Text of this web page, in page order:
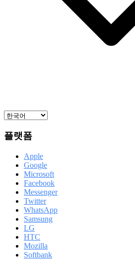
플랫폼
Apple
Google
Microsoft
Facebook
Messenger
Twitter
WhatsApp
Samsung
LG
HTC
Mozilla
Softbank